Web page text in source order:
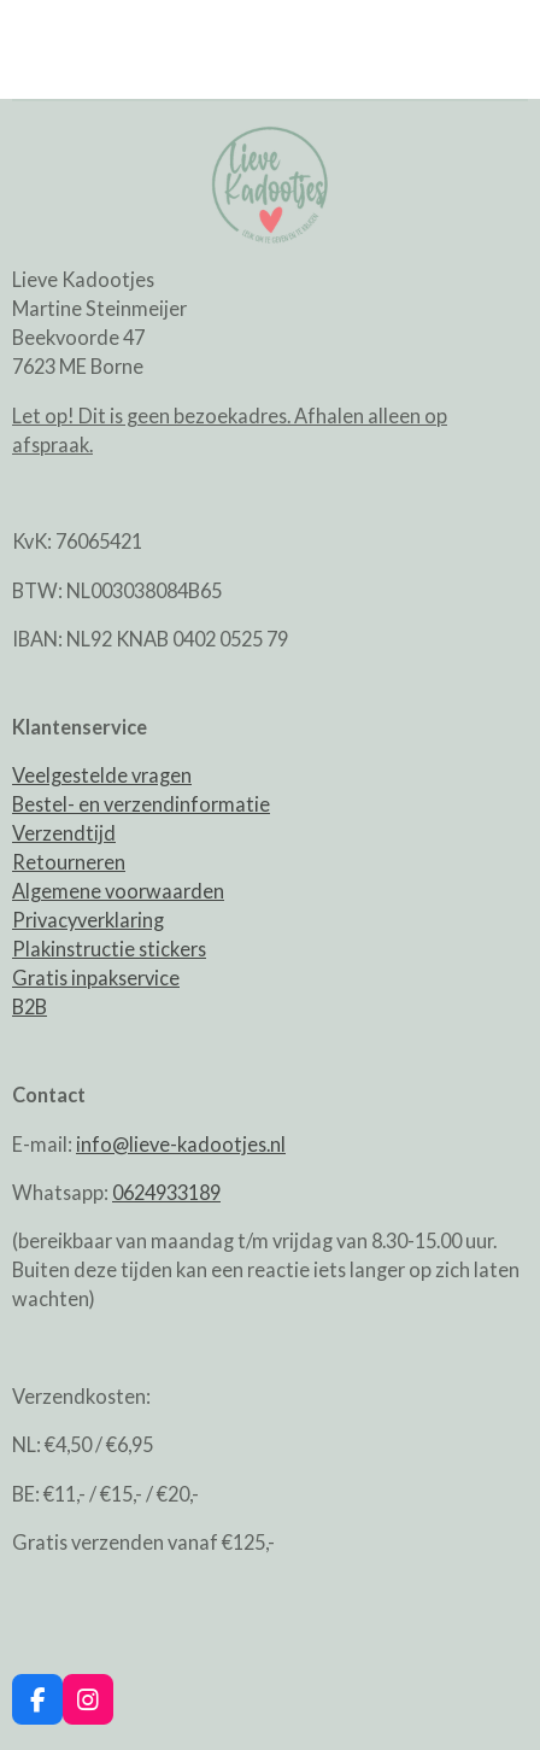
Lieve Kadootjes
Martine Steinmeijer
Beekvoorde 47
7623 ME Borne
Let op! Dit is geen bezoekadres. Afhalen alleen op
afspraak.
KvK: 76065421
BTW: NL003038084B65
IBAN: NL92 KNAB 0402 0525 79
Klantenservice
Veelgestelde vragen
Bestel- en verzendinformatie
Verzendtijd
Retourneren
Algemene voorwaarden
Privacyverklaring
Plakinstructie stickers
Gratis inpakservice
B2B
Contact
E-mail: info@lieve-kadootjes.nl
Whatsapp: 0624933189
(bereikbaar van maandag t/m vrijdag van 8.30-15.00 uur.
Buiten deze tijden kan een reactie iets langer op zich laten
wachten)
Verzendkosten:
NL: €4,50 / €6,95
BE: €11,- / €15,- / €20,-
Gratis verzenden vanaf €125,-
F
a
I
n